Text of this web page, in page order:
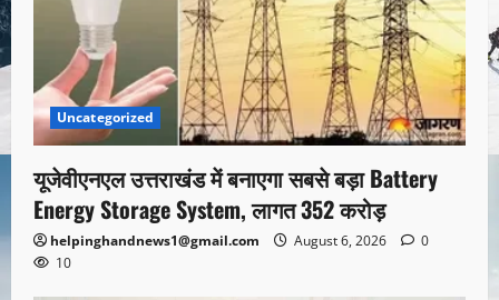
Uncategorized
यूजेवीएनएल उत्तराखंड में बनाएगा सबसे बड़ा Battery
Energy Storage System, लागत 352 करोड़
helpinghandnews1@gmail.com August 6, 2026
0
10